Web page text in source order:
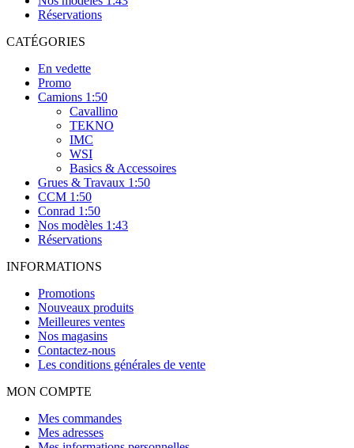
Réservations
CATÉGORIES
En vedette
Promo
Camions 1:50
Cavallino
TEKNO
IMC
WSI
Basics & Accessoires
Grues & Travaux 1:50
CCM 1:50
Conrad 1:50
Nos modèles 1:43
Réservations
INFORMATIONS
Promotions
Nouveaux produits
Meilleures ventes
Nos magasins
Contactez-nous
Les conditions générales de vente
MON COMPTE
Mes commandes
Mes adresses